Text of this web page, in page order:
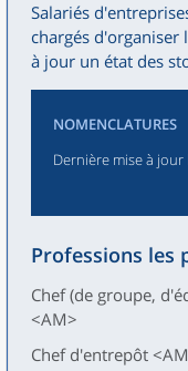
Salariés
chargés
à jour un état des
NOMENCLATURES
Dernière mise à jour
Professions les
Chef (de groupe,
<AM>
Chef d'entrepôt